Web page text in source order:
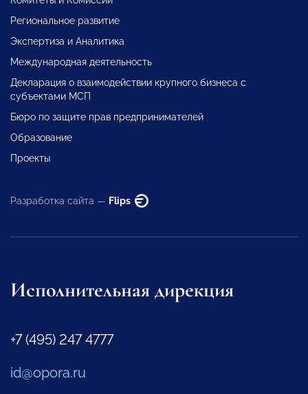
Региональное развитие
Экспертиза и Аналитика
Международная деятельность
Декларация о взаимодействии крупного бизнеса с
субъектами МСП
Бюро по защите прав предпринимателей
Образование
Проекты
Разработка сайта — Flips
Исполнительная дирекция
+7 (495) 247 4777
id@opora.ru